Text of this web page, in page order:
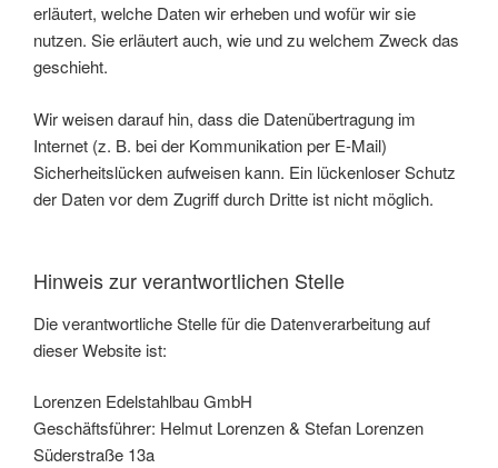
erläutert, welche Daten wir erheben und wofür wir sie
nutzen. Sie erläutert auch, wie und zu welchem Zweck das
geschieht.
Wir weisen darauf hin, dass die Datenübertragung im
Internet (z. B. bei der Kommunikation per E-Mail)
Sicherheitslücken aufweisen kann. Ein lückenloser Schutz
der Daten vor dem Zugriff durch Dritte ist nicht möglich.
Hinweis zur verantwortlichen Stelle
Die verantwortliche Stelle für die Datenverarbeitung auf
dieser Website ist:
Lorenzen Edelstahlbau GmbH
Geschäftsführer: Helmut Lorenzen & Stefan Lorenzen
Süderstraße 13a